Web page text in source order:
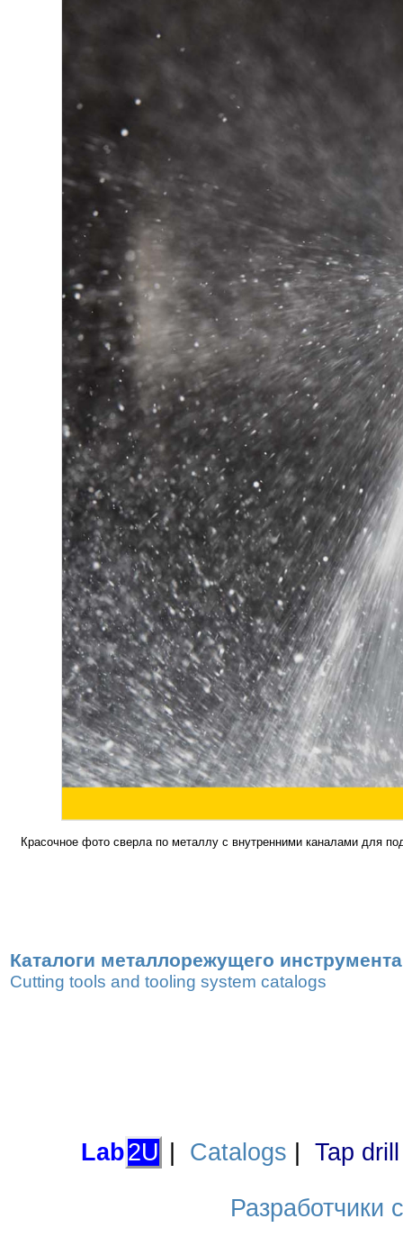
Красочное фото сверла по металлу с внутренними каналами для
Каталоги металлорежущего
Cutting tools and tooling system catalogs
Lab2U Catalogs Tap
Разработчики